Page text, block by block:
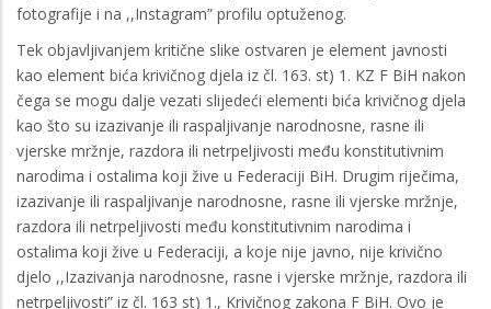
fotografije i na ,,Instagram” profilu optuženog.
Tek objavljivanjem kritične slike ostvaren je element javnosti
kao element bića krivičnog djela iz čl. 163. st) 1. KZ F BiH nakon
čega se mogu dalje vezati slijedeći elementi bića krivičnog djela
kao što su izazivanje ili raspaljivanje narodnosne, rasne ili
vjerske mržnje, razdora ili netrpeljivosti među konstitutivnim
narodima i ostalima koji žive u Federaciji BiH. Drugim riječima,
izazivanje ili raspaljivanje narodnosne, rasne ili vjerske mržnje,
razdora ili netrpeljivosti među konstitutivnim narodima i
ostalima koji žive u Federaciji, a koje nije javno, nije krivično
djelo ,,Izazivanja narodnosne, rasne i vjerske mržnje, razdora ili
netrpeljivosti” iz čl. 163 st) 1., Krivičnog zakona F BiH. Ovo je